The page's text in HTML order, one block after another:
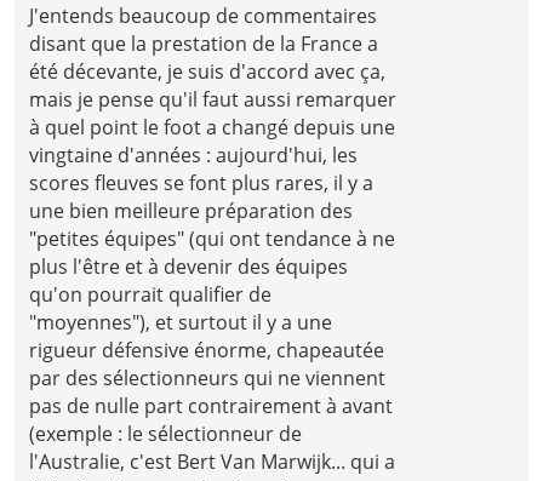
J'entends beaucoup de commentaires
disant que la prestation de la France a
été décevante, je suis d'accord avec ça,
mais je pense qu'il faut aussi remarquer
à quel point le foot a changé depuis une
vingtaine d'années : aujourd'hui, les
scores fleuves se font plus rares, il y a
une bien meilleure préparation des
"petites équipes" (qui ont tendance à ne
plus l'être et à devenir des équipes
qu'on pourrait qualifier de
"moyennes"), et surtout il y a une
rigueur défensive énorme, chapeautée
par des sélectionneurs qui ne viennent
pas de nulle part contrairement à avant
(exemple : le sélectionneur de
l'Australie, c'est Bert Van Marwijk... qui a